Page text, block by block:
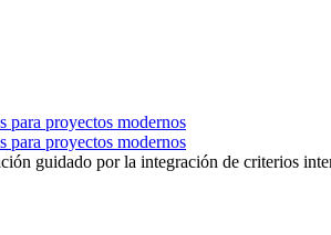
para proyectos modernos
para proyectos modernos
guidado por la integración de criterios